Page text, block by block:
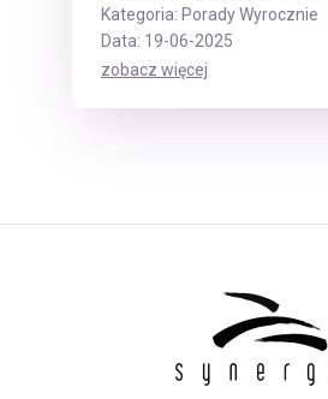
Kategoria: Porady Wyrocznie
Data: 19-06-2025
zobacz więcej